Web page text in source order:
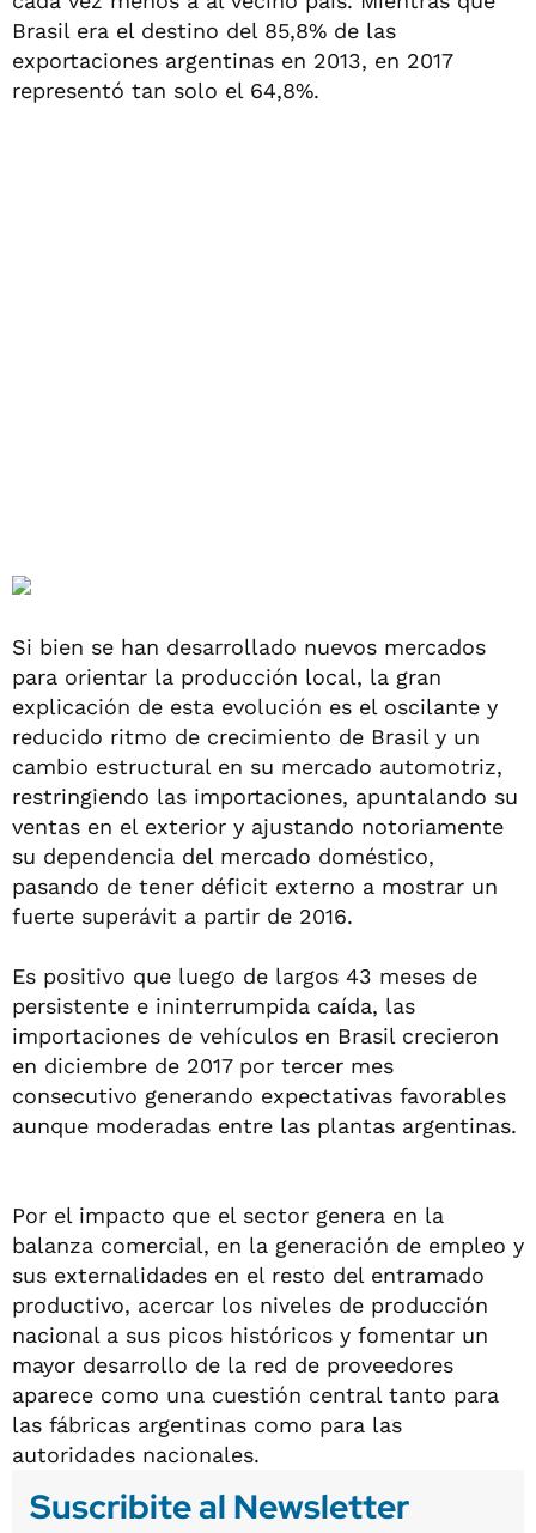
Brasil era el destino del 85,8% de las
exportaciones argentinas en 2013, en 2017
representó tan solo el 64,8%.
Si bien se han desarrollado nuevos mercados
para orientar la producción local, la gran
explicación de esta evolución es el oscilante y
reducido ritmo de crecimiento de Brasil y un
cambio estructural en su mercado automotriz,
restringiendo las importaciones, apuntalando su
ventas en el exterior y ajustando notoriamente
su dependencia del mercado doméstico,
pasando de tener déficit externo a mostrar un
fuerte superávit a partir de 2016.
Es positivo que luego de largos 43 meses de
persistente e ininterrumpida caída, las
importaciones de vehículos en Brasil crecieron
en diciembre de 2017 por tercer mes
consecutivo generando expectativas favorables
aunque moderadas entre las plantas argentinas.
Por el impacto que el sector genera en la
balanza comercial, en la generación de empleo y
sus externalidades en el resto del entramado
productivo, acercar los niveles de producción
nacional a sus picos históricos y fomentar un
mayor desarrollo de la red de proveedores
aparece como una cuestión central tanto para
las fábricas argentinas como para las
autoridades nacionales.
Suscribite al Newsletter